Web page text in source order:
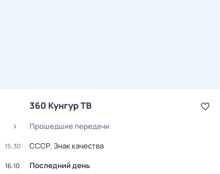
360 Кунгур ТВ
Прошедшие передачи
15:30 СССР. Знак качества
16:10 Последний день